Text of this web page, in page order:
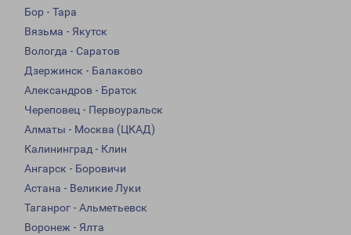
Бор - Тара
Вязьма - Якутск
Вологда - Саратов
Дзержинск - Балаково
Александров - Братск
Череповец - Первоуральск
Алматы - Москва (ЦКАД)
Калининград - Клин
Ангарск - Боровичи
Астана - Великие Луки
Таганрог - Альметьевск
Воронеж - Ялта